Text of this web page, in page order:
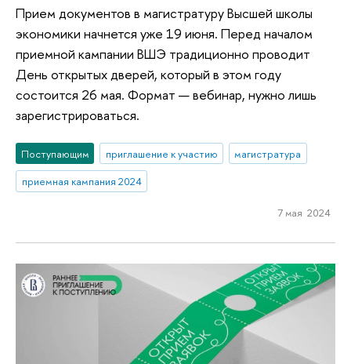
Прием документов в магистратуру Высшей школы
экономики начнется уже 19 июня. Перед началом
приемной кампании ВШЭ традиционно проводит
День открытых дверей, который в этом году
состоится 26 мая. Формат — вебинар, нужно лишь
зарегистрироваться.
Поступающим приглашение к участию
магистратура
приемная кампания 2024
7 мая 2024